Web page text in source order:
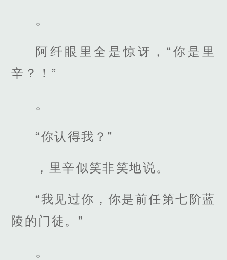
。
阿纤眼里全是惊讶，“你是里
辛？！”
。
“你认得我？”
，里辛似笑非笑地说。
“我见过你，你是前任第七阶蓝
陵的门徒。”
。